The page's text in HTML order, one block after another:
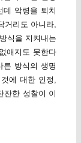
데 악령을 퇴치
거리도 아니라,
식을 지켜내는
애지도 못한다
방식의 생명
에 대한 인정,
잔한 성찰이 이